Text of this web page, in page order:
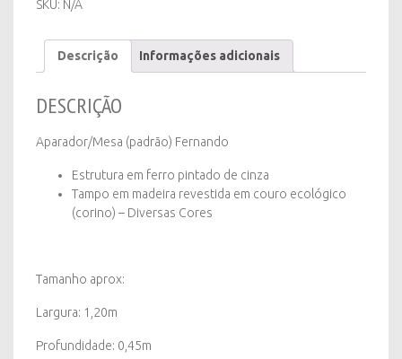
Diversas
Cores
quantity
SKU: N/A
Descrição Informações adicionais
DESCRIÇÃO
Aparador/Mesa (padrão) Fernando
Estrutura em ferro pintado de cinza
Tampo em madeira revestida em couro ecológico
(corino) – Diversas Cores
Tamanho aprox:
Largura: 1,20m
Profundidade: 0,45m